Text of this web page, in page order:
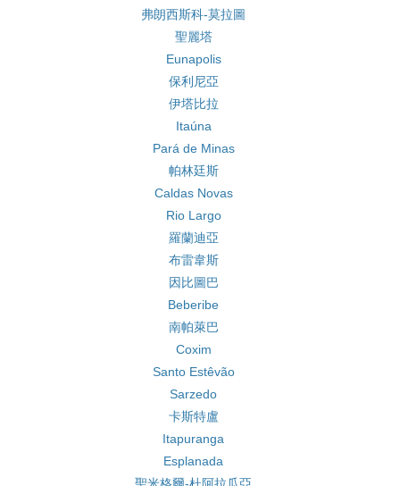
弗朗西斯科-莫拉圖
聖麗塔
Eunapolis
保利尼亞
伊塔比拉
Itaúna
Pará de Minas
帕林廷斯
Caldas Novas
Rio Largo
羅蘭迪亞
布雷韋斯
因比圖巴
Beberibe
南帕萊巴
Coxim
Santo Estêvão
Sarzedo
卡斯特盧
Itapuranga
Esplanada